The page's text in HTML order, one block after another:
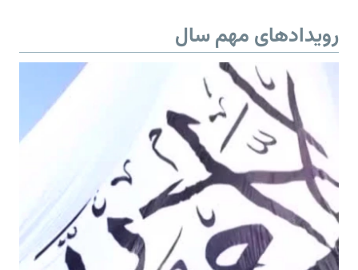
رویدادهای مهم سال